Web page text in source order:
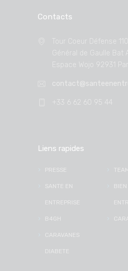
Contacts
Tour Coeur Défense
Général de Gaulle Bat
Espace Wojo 92931
+33 6 62 60 95 44
Liens rapides
PRESSE
SANTE EN
ENTREPRISE
B4GH
CARAVANES
DIABETE